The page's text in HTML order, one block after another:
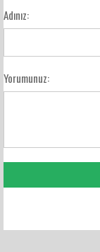
Adınız:
Yorumunuz: